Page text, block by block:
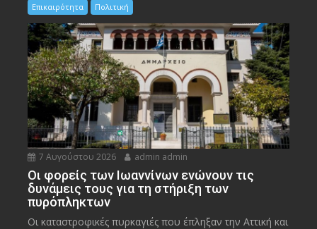
Επικαιρότητα Πολιτική
7 Αυγούστου 2026 admin admin
Οι φορείς των Ιωαννίνων ενώνουν τις
δυνάμεις τους για τη στήριξη των
πυρόπληκτων
Οι καταστροφικές πυρκαγιές που έπληξαν την Αττική και